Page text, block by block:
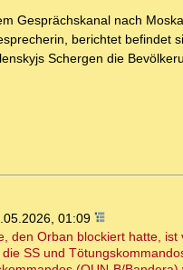
Gesprächskanal nach
berichtet
Schergen die
01:09
den Orban blockiert hatte,
SS und